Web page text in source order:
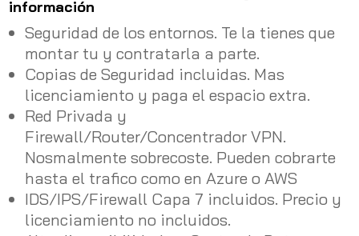
información
Seguridad de los entornos. Te la tienes que
montar tu y contratarla a parte.
Copias de Seguridad incluidas. Mas
licenciamiento y paga el espacio extra.
Red Privada y
Firewall/Router/Concentrador VPN.
Nosmalmente sobrecoste. Pueden cobrarte
hasta el trafico como en Azure o AWS
IDS/IPS/Firewall Capa 7 incluidos. Precio y
licenciamiento no incluidos.